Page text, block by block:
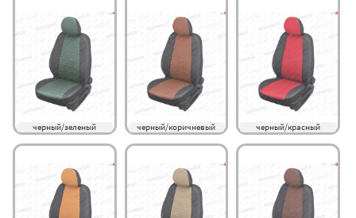
черный/зеленый черный/коричневый черный/красный